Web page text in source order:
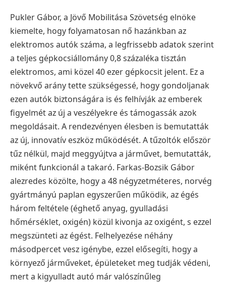
Pukler Gábor, a Jövő Mobilitása Szövetség elnöke
kiemelte, hogy folyamatosan nő hazánkban az
elektromos autók száma, a legfrissebb adatok szerint
a teljes gépkocsiállomány 0,8 százaléka tisztán
elektromos, ami közel 40 ezer gépkocsit jelent. Ez a
növekvő arány tette szükségessé, hogy gondoljanak
ezen autók biztonságára is és felhívják az emberek
figyelmét az új a veszélyekre és támogassák azok
megoldásait. A rendezvényen élesben is bemutatták
az új, innovatív eszköz működését. A tűzoltók először
tűz nélkül, majd meggyújtva a járművet, bemutatták,
miként funkcionál a takaró. Farkas-Bozsik Gábor
alezredes közölte, hogy a 48 négyzetméteres, norvég
gyártmányú paplan egyszerűen működik, az égés
három feltétele (éghető anyag, gyulladási
hőmérséklet, oxigén) közül kivonja az oxigént, s ezzel
megszünteti az égést. Felhelyezése néhány
másodpercet vesz igénybe, ezzel elősegíti, hogy a
környező járműveket, épületeket meg tudják védeni,
mert a kigyulladt autó már valószínűleg